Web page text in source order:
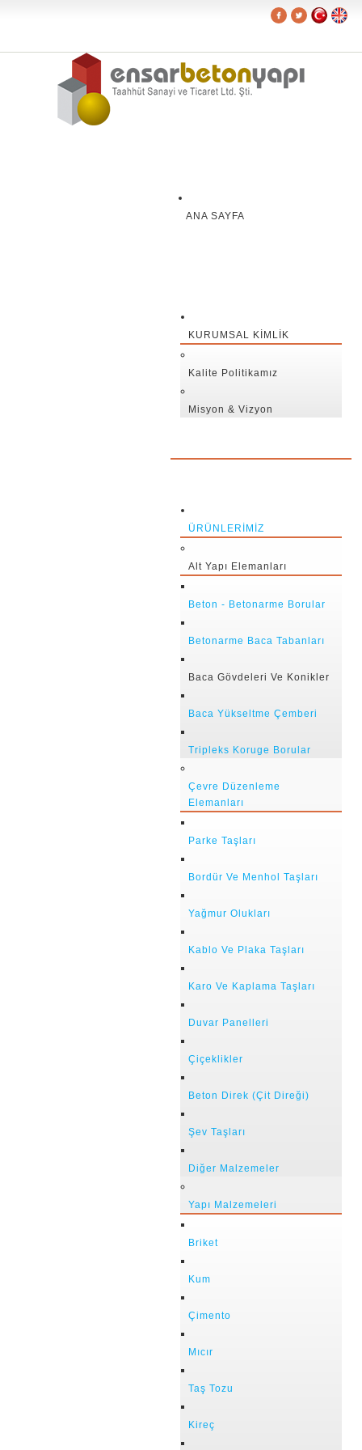
ANA SAYFA
KURUMSAL KIMLIK
Kalite Politikamız
Misyon & Vizyon
ÜRÜNLERIMIZ
Alt Yapı Elemanları
Beton - Betonarme Borular
Betonarme Baca Tabanları
Baca Gövdeleri Ve Konikler
Baca Yükseltme Çemberi
Tripleks Koruge Borular
Çevre Düzenleme
Elemanları
Parke Taşları
Bordür Ve Menhol Taşları
Yağmur Olukları
Kablo Ve Plaka Taşları
Karo Ve Kaplama Taşları
Duvar Panelleri
Çiçeklikler
Beton Direk (Çit Direği)
Şev Taşları
Diğer Malzemeler
Yapı Malzemeleri
Briket
Kum
Çimento
Mıcır
Taş Tozu
Kireç